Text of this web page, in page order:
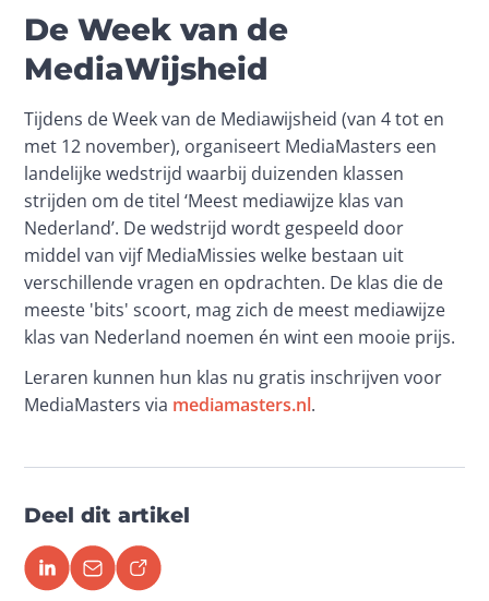
De Week van de
MediaWijsheid
Tijdens de Week van de Mediawijsheid (van 4 tot en
met 12 november), organiseert MediaMasters een
landelijke wedstrijd waarbij duizenden klassen
strijden om de titel ‘Meest mediawijze klas van
Nederland’. De wedstrijd wordt gespeeld door
middel van vijf MediaMissies welke bestaan uit
verschillende vragen en opdrachten. De klas die de
meeste 'bits' scoort, mag zich de meest mediawijze
klas van Nederland noemen én wint een mooie prijs.
Leraren kunnen hun klas nu gratis inschrijven voor
MediaMasters via mediamasters.nl.
Deel dit artikel